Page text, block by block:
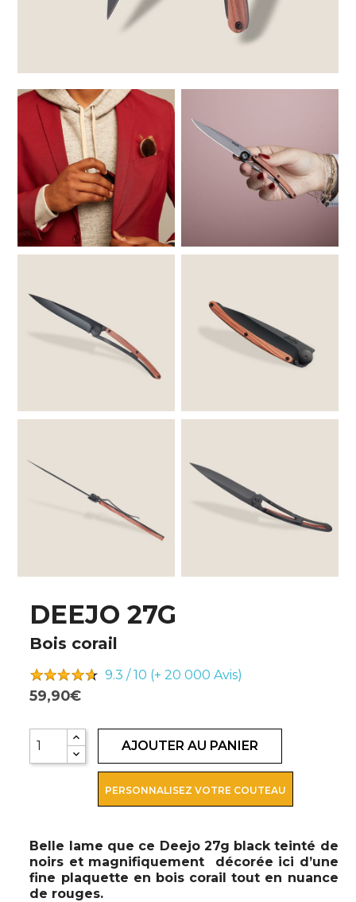
DEEJO 27G
Bois corail
9.3 / 10 (+ 20 000 Avis)
59,90€
AJOUTER AU PANIER
PERSONNALISEZ VOTRE COUTEAU
Belle lame que ce Deejo 27g black teinté de
noirs et magnifiquement décorée ici d’une
fine plaquette en bois corail tout en nuance
de rouges.